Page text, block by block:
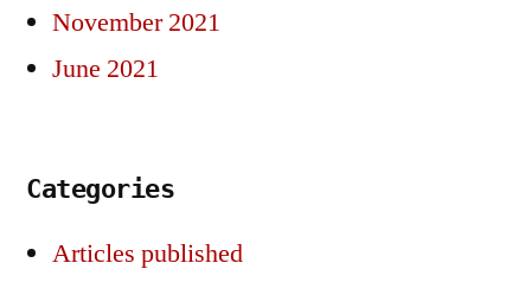
November 2021
June 2021
Categories
Articles published